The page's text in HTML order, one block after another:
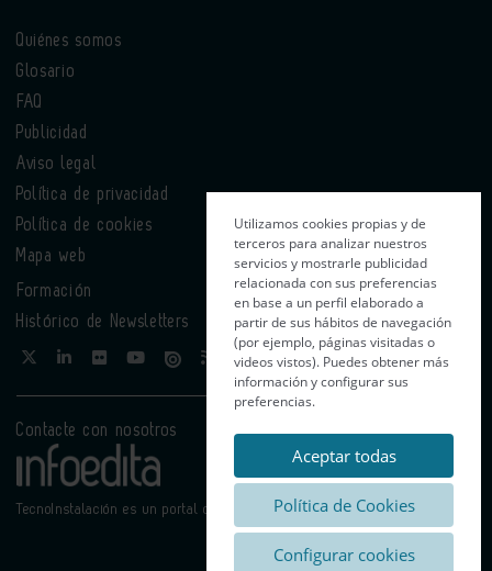
Quiénes somos
Glosario
FAQ
Publicidad
Aviso legal
Política de privacidad
Política de cookies
Mapa web
Formación
Histórico de Newsletters
Contacte con nosotros
TecnoInstalación es un portal de Infoedita
Utilizamos cookies propias y de
terceros para analizar nuestros
servicios y mostrarle publicidad
relacionada con sus preferencias
en base a un perfil elaborado a
partir de sus hábitos de navegación
(por ejemplo, páginas visitadas o
videos vistos). Puedes obtener más
información y configurar sus
preferencias.
Aceptar todas
Política de Cookies
Configurar cookies